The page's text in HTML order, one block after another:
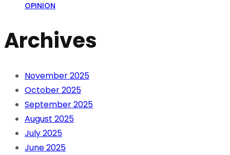
OPINION
Archives
November 2025
October 2025
September 2025
August 2025
July 2025
June 2025